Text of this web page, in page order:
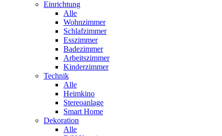
Einrichtung
Alle
Wohnzimmer
Schlafzimmer
Esszimmer
Badezimmer
Arbeitszimmer
Kinderzimmer
Technik
Alle
Heimkino
Stereoanlage
Smart Home
Dekoration
Alle